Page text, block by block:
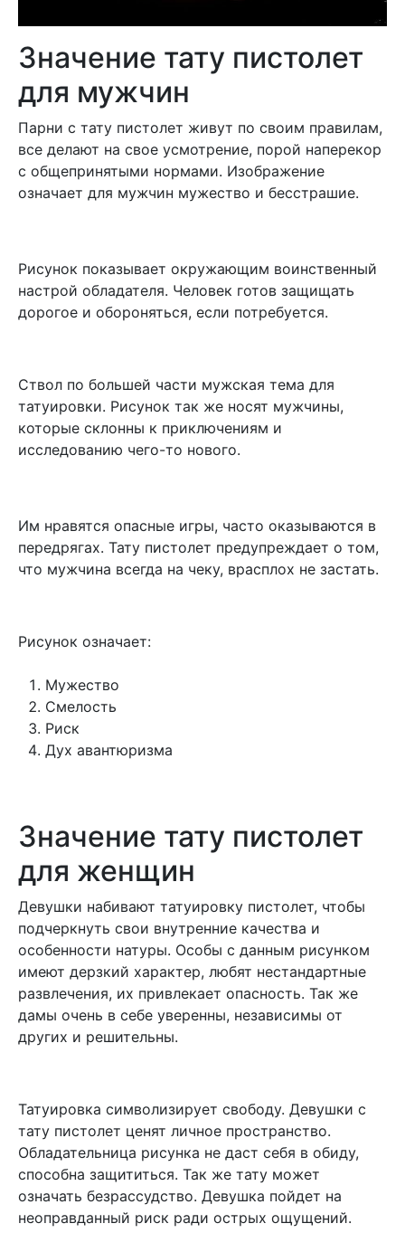
Значение тату пистолет
для мужчин
Парни с тату пистолет живут по своим правилам,
все делают на свое усмотрение, порой наперекор
с общепринятыми нормами. Изображение
означает для мужчин мужество и бесстрашие.
Рисунок показывает окружающим воинственный
настрой обладателя. Человек готов защищать
дорогое и обороняться, если потребуется.
Ствол по большей части мужская тема для
татуировки. Рисунок так же носят мужчины,
которые склонны к приключениям и
исследованию чего-то нового.
Им нравятся опасные игры, часто оказываются в
передрягах. Тату пистолет предупреждает о том,
что мужчина всегда на чеку, врасплох не застать.
Рисунок означает:
Мужество
Смелость
Риск
Дух авантюризма
Значение тату пистолет
для женщин
Девушки набивают татуировку пистолет, чтобы
подчеркнуть свои внутренние качества и
особенности натуры. Особы с данным рисунком
имеют дерзкий характер, любят нестандартные
развлечения, их привлекает опасность. Так же
дамы очень в себе уверенны, независимы от
других и решительны.
Татуировка символизирует свободу. Девушки с
тату пистолет ценят личное пространство.
Обладательница рисунка не даст себя в обиду,
способна защититься. Так же тату может
означать безрассудство. Девушка пойдет на
неоправданный риск ради острых ощущений.